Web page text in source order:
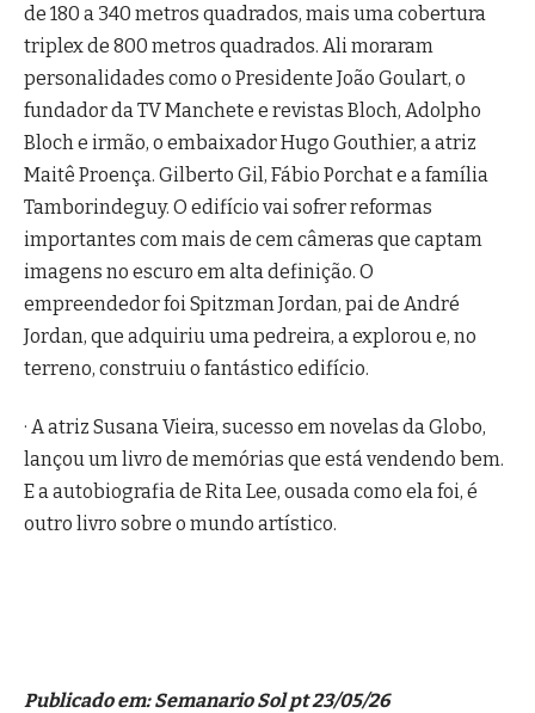
de 180 a 340 metros quadrados, mais uma cobertura
triplex de 800 metros quadrados. Ali moraram
personalidades como o Presidente João Goulart, o
fundador da TV Manchete e revistas Bloch, Adolpho
Bloch e irmão, o embaixador Hugo Gouthier, a atriz
Maitê Proença. Gilberto Gil, Fábio Porchat e a família
Tamborindeguy. O edifício vai sofrer reformas
importantes com mais de cem câmeras que captam
imagens no escuro em alta definição. O
empreendedor foi Spitzman Jordan, pai de André
Jordan, que adquiriu uma pedreira, a explorou e, no
terreno, construiu o fantástico edifício.
· A atriz Susana Vieira, sucesso em novelas da Globo,
lançou um livro de memórias que está vendendo bem.
E a autobiografia de Rita Lee, ousada como ela foi, é
outro livro sobre o mundo artístico.
Publicado em: Semanario Sol pt 23/05/26